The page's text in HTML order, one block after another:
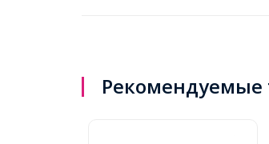
Рекомендуемые